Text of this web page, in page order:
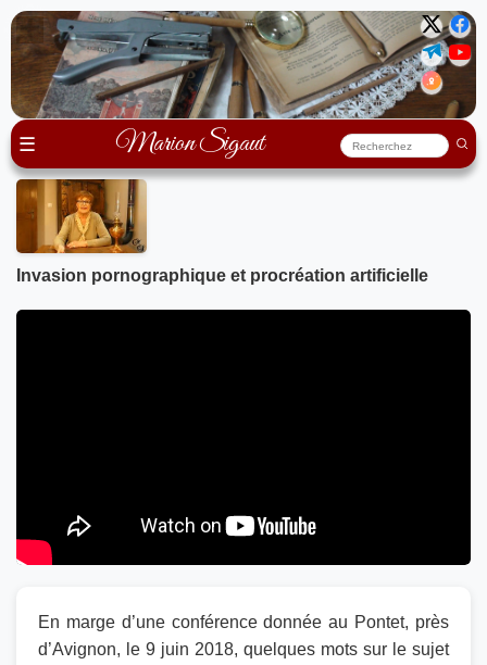
☰ Marion Sigaut
Invasion pornographique et procréation artificielle
En marge d’une conférence donnée au Pontet, près
d’Avignon, le 9 juin 2018, quelques mots sur le sujet